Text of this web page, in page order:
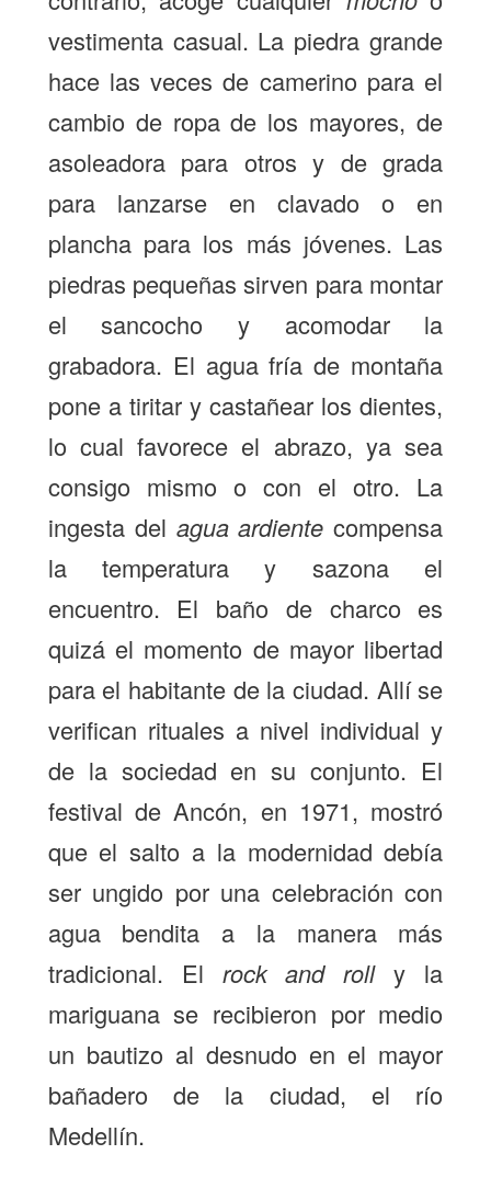
vestimenta casual. La piedra grande
hace las veces de camerino para el
cambio de ropa de los mayores, de
asoleadora para otros y de grada
para lanzarse en clavado o en
plancha para los más jóvenes. Las
piedras pequeñas sirven para montar
el sancocho y acomodar la
grabadora. El agua fría de montaña
pone a tiritar y castañear los dientes,
lo cual favorece el abrazo, ya sea
consigo mismo o con el otro. La
ingesta del agua ardiente compensa
la temperatura y sazona el
encuentro. El baño de charco es
quizá el momento de mayor libertad
para el habitante de la ciudad. Allí se
verifican rituales a nivel individual y
de la sociedad en su conjunto. El
festival de Ancón, en 1971, mostró
que el salto a la modernidad debía
ser ungido por una celebración con
agua bendita a la manera más
tradicional. El rock and rolly la
mariguana se recibieron por medio
un bautizo al desnudo en el mayor
bañadero de la ciudad, el río
Medellín.